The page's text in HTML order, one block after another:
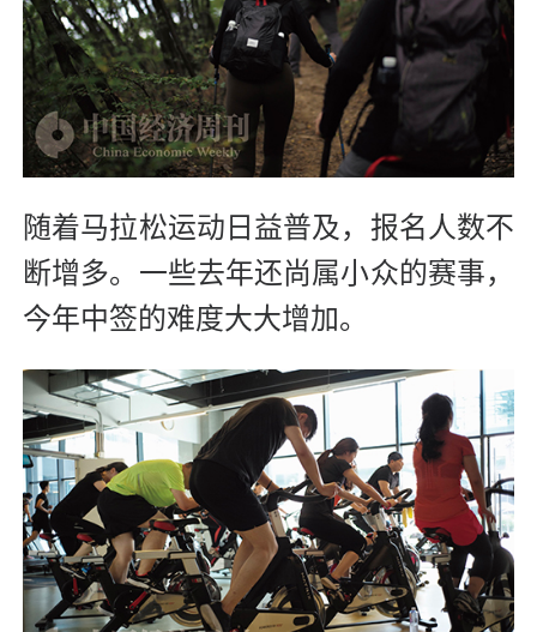
随着马拉松运动日益普及，报名人数不
断增多。一些去年还尚属小众的赛事，
今年中签的难度大大增加。